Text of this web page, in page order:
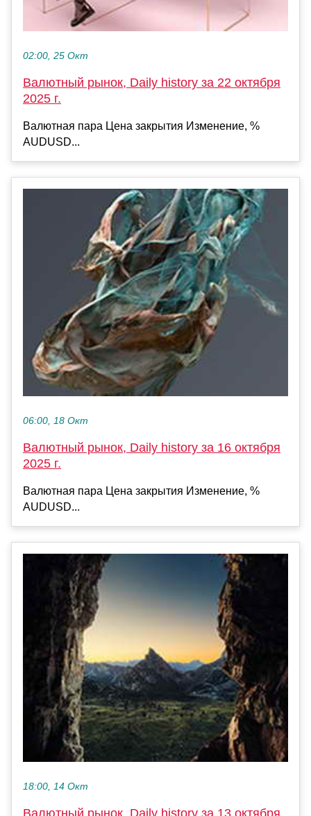
02:00, 25 Окт
Валютный рынок, Daily history за 22 октября
2025 г.
Валютная пара Цена закрытия Изменение, %
AUDUSD...
06:00, 18 Окт
Валютный рынок, Daily history за 16 октября
2025 г.
Валютная пара Цена закрытия Изменение, %
AUDUSD...
18:00, 14 Окт
Валютный рынок, Daily history за 13 октября